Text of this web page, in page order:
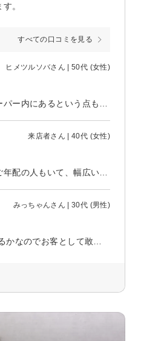
。
すべての口コミを見る
ヒメツルソバさん | 50代 (女性)
来店者さん | 40代 (女性)
みっちゃんさん | 30代 (男性)